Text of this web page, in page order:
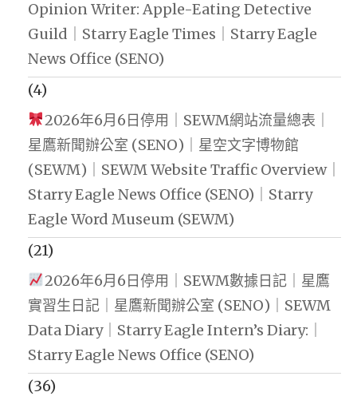
Opinion Writer: Apple-Eating Detective
Guild｜Starry Eagle Times｜Starry Eagle
News Office (SENO)
(4)
2026年6月6日停用｜SEWM網站流量總表｜
星鷹新聞辦公室 (SENO)｜星空文字博物館
(SEWM)｜SEWM Website Traffic Overview｜
Starry Eagle News Office (SENO)｜Starry
Eagle Word Museum (SEWM)
(21)
2026年6月6日停用｜SEWM數據日記｜星鷹
實習生日記｜星鷹新聞辦公室 (SENO)｜SEWM
Data Diary｜Starry Eagle Intern’s Diary:｜
Starry Eagle News Office (SENO)
(36)